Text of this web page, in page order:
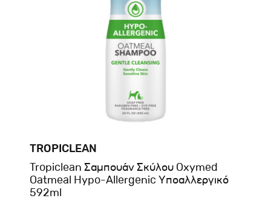
TROPICLEAN
Tropiclean Σαμπουάν Σκύλου Oxymed
Oatmeal Hypo-Allergenic Υποαλλεργικό
592ml